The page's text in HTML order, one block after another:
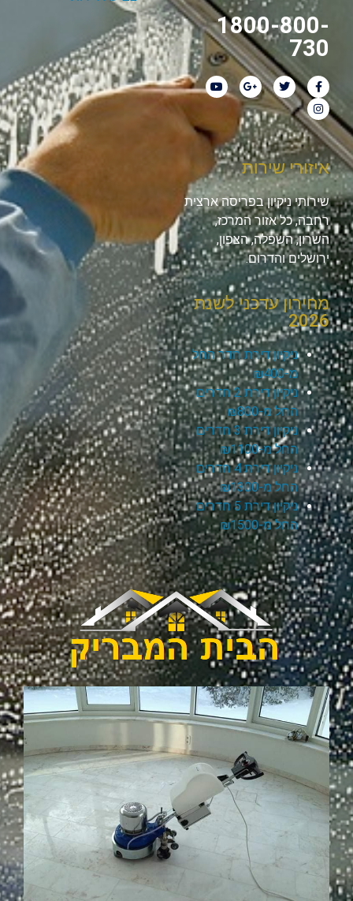
1800-800-
730
איזורי שירות
שירותי ניקיון בפריסה ארצית
רחבה, כל אזור המרכז,
השרון, השפלה, הצפון,
ירושלים והדרום.
מחירון עדכני לשנת
2026
ניקיון דירת חדר החל
מ-₪400
ניקיון דירת 2 חדרים
החל מ-₪800
ניקיון דירת 3 חדרים
החל מ-₪1100
ניקיון דירת 4 חדרים
החל מ-₪1300
ניקיון דירת 5 חדרים
החל מ-₪1500